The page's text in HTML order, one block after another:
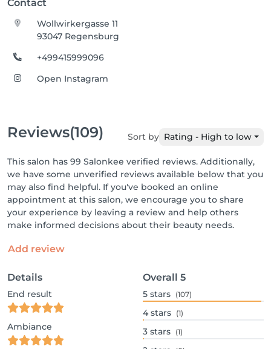
Contact
Wollwirkergasse 11
93047 Regensburg
+499415999096
Open Instagram
Reviews(109) Sort by Rating - High to low
This salon has 99 Salonkee verified reviews. Additionally,
we have some unverified reviews available below that you
may also find helpful. If you've booked an online
appointment at this salon, we encourage you to share
your experience by leaving a review and help others
make informed decisions about their beauty needs.
Add review
Details
End result
Ambiance
Overall 5
5 stars (107)
4 stars (1)
3 stars (1)